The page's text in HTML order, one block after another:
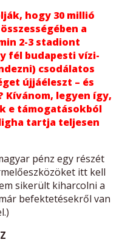
hogy 30 millió
a
2-3 stadiont
fél budapesti vízi-
csodálatos
újjáéleszt – és
Kívánom, legyen így,
e támogatásokból
tartja teljesen
pénz egy részét
itt kell
sikerült kiharcolni a
befektetésekről van